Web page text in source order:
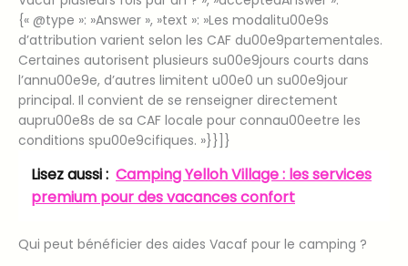
{« @type »: »Answer », »text »: »Les modalitu00e9s
d’attribution varient selon les CAF du00e9partementales.
Certaines autorisent plusieurs su00e9jours courts dans
l’annu00e9e, d’autres limitent u00e0 un su00e9jour
principal. Il convient de se renseigner directement
aupru00e8s de sa CAF locale pour connau00eetre les
conditions spu00e9cifiques. »}}]}
Lisez aussi : Camping Yelloh Village : les services
premium pour des vacances confort
Qui peut bénéficier des aides Vacaf pour le camping ?